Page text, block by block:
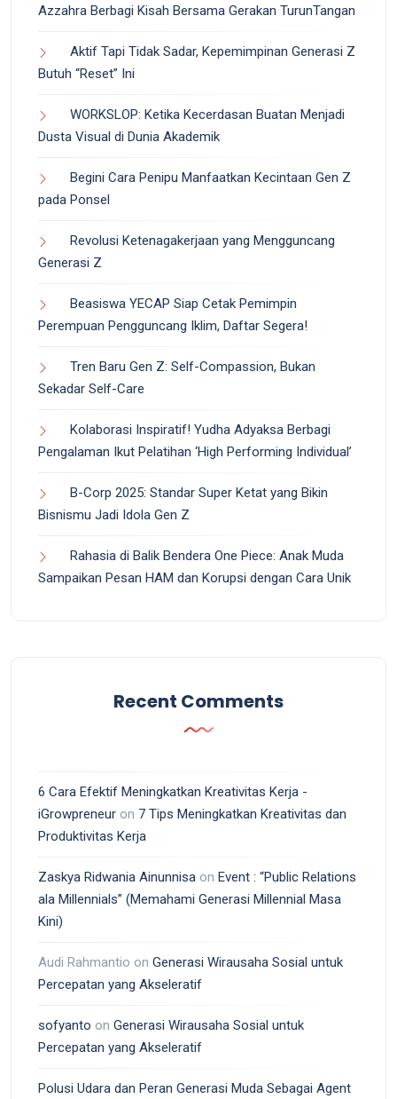
Azzahra Berbagi Kisah Bersama Gerakan TurunTangan
Aktif Tapi Tidak Sadar, Kepemimpinan Generasi Z
Butuh “Reset” Ini
WORKSLOP: Ketika Kecerdasan Buatan Menjadi
Dusta Visual di Dunia Akademik
Begini Cara Penipu Manfaatkan Kecintaan Gen Z
pada Ponsel
Revolusi Ketenagakerjaan yang Mengguncang
Generasi Z
Beasiswa YECAP Siap Cetak Pemimpin
Perempuan Pengguncang Iklim, Daftar Segera!
Tren Baru Gen Z: Self-Compassion, Bukan
Sekadar Self-Care
Kolaborasi Inspiratif! Yudha Adyaksa Berbagi
Pengalaman Ikut Pelatihan ‘High Performing Individual’
B-Corp 2025: Standar Super Ketat yang Bikin
Bisnismu Jadi Idola Gen Z
Rahasia di Balik Bendera One Piece: Anak Muda
Sampaikan Pesan HAM dan Korupsi dengan Cara Unik
Recent Comments
6 Cara Efektif Meningkatkan Kreativitas Kerja -
iGrowpreneur on 7 Tips Meningkatkan Kreativitas dan
Produktivitas Kerja
Zaskya Ridwania Ainunnisa on Event : “Public Relations
ala Millennials” (Memahami Generasi Millennial Masa
Kini)
Audi Rahmantio on Generasi Wirausaha Sosial untuk
Percepatan yang Akseleratif
sofyanto on Generasi Wirausaha Sosial untuk
Percepatan yang Akseleratif
Polusi Udara dan Peran Generasi Muda Sebagai Agent